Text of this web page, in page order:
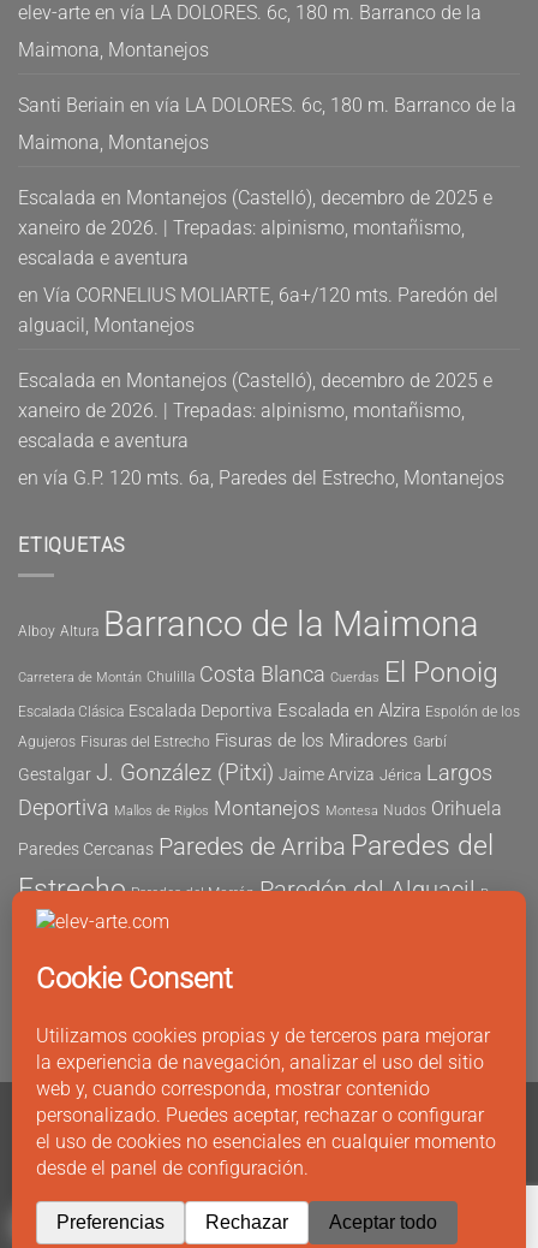
elev-arte en vía LA DOLORES. 6c, 180 m. Barranco de la
Maimona, Montanejos
Santi Beriain en vía LA DOLORES. 6c, 180 m. Barranco de la
Maimona, Montanejos
Escalada en Montanejos (Castelló), decembro de 2025 e
xaneiro de 2026. | Trepadas: alpinismo, montañismo,
escalada e aventura
en Vía CORNELIUS MOLIARTE, 6a+/120 mts. Paredón del
alguacil, Montanejos
Escalada en Montanejos (Castelló), decembro de 2025 e
xaneiro de 2026. | Trepadas: alpinismo, montañismo,
escalada e aventura
en vía G.P. 120 mts. 6a, Paredes del Estrecho, Montanejos
ETIQUETAS
Alboy Altura Barranco de la Maimona
Carretera de Montán Chulilla Costa Blanca Cuerdas El Ponoig
Escalada Clásica Escalada Deportiva Escalada en Alzira Espolón de los
Agujeros Fisuras del Estrecho Fisuras de los Miradores Garbí
Gestalgar J. González (Pitxi) Jaime Arviza Jérica Largos
Deportiva Mallos de Riglos Montanejos Montesa Nudos Orihuela
Paredes Cercanas Paredes de Arriba Paredes del
Estrecho Paredes del Morrón Paredón del Alguacil Pau
Vicent Peña María Peñón de Ifach
Este Sector Sur Sector Tubo Seguridad
Fuertes Álvaro Vernich
CONTACTO
Copyright 2011 - 2026 ©elev-arte.com